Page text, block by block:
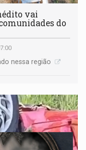
vai
do
nessa região